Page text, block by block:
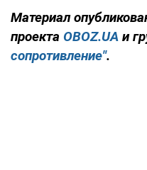
Материал
проекта OBOZ.UA и
сопротивление".